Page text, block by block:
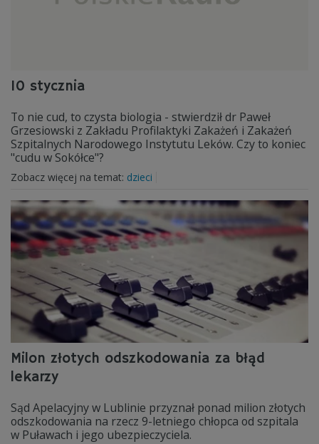
10 stycznia
To nie cud, to czysta biologia - stwierdził dr Paweł
Grzesiowski z Zakładu Profilaktyki Zakażeń i Zakażeń
Szpitalnych Narodowego Instytutu Leków. Czy to koniec
"cudu w Sokółce"?
Zobacz więcej na temat: dzieci
Milon złotych odszkodowania za błąd
lekarzy
Sąd Apelacyjny w Lublinie przyznał ponad milion złotych
odszkodowania na rzecz 9-letniego chłopca od szpitala
w Puławach i jego ubezpieczyciela.